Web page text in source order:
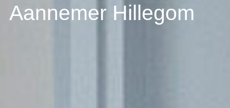
Aannemer Hillegom